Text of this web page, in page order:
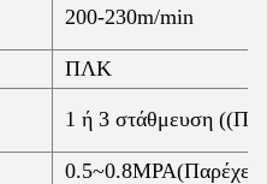
200-230m/min
ΠΛΚ
1 ή 3 στάθμευση